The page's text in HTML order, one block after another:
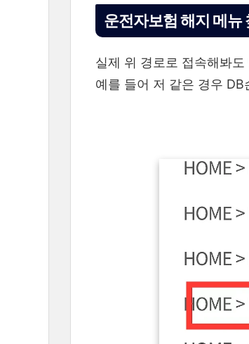
운전자보험 해지 메뉴
실제 위 경로로 접속해봐
예를 들어 저 같은 경우 DB